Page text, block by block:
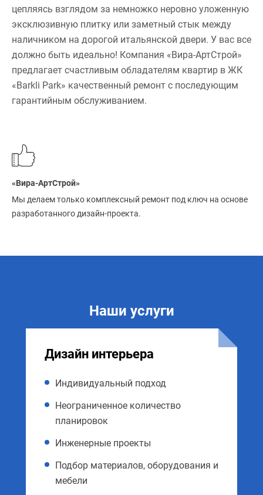
цепляясь взглядом за немножко неровно уложенную
эксклюзивную плитку или заметный стык между
наличником на дорогой итальянской двери. У вас все
должно быть идеально! Компания «Вира-АртСтрой»
предлагает счастливым обладателям квартир в ЖК
«Barkli Park» качественный ремонт с последующим
гарантийным обслуживанием.
«Вира-АртСтрой»
Мы делаем только комплексный ремонт под ключ на основе
разработанного дизайн-проекта.
Наши услуги
Дизайн интерьера
Индивидуальный подход
Неограниченное количество
планировок
Инженерные проекты
Подбор материалов, оборудования и
мебели